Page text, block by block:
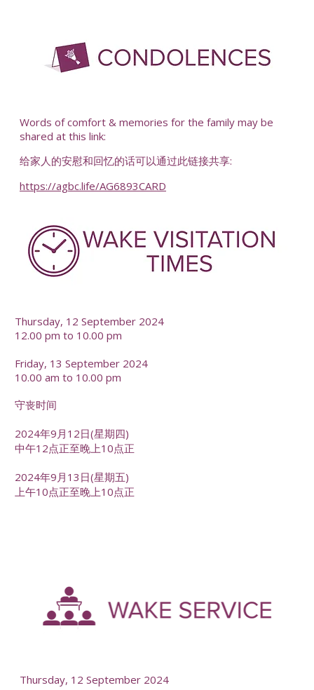
Words of comfort & memories for the family may be
shared at this link:
给家人的安慰和回忆的话可以通过此链接共享:
https://agbc.life/AG6893CARD
Thursday, 12 September 2024
12.00 pm to 10.00 pm
Friday, 13 September 2024
10.00 am to 10.00 pm
守丧时间
2024年9月12日(星期四)
中午12点正至晚上10点正
2024年9月13日(星期五)
上午10点正至晚上10点正
Thursday, 12 September 2024